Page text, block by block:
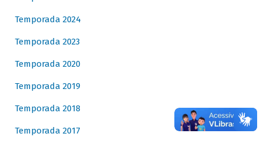
Temporada 2024
Temporada 2023
Temporada 2020
Temporada 2019
Temporada 2018
Temporada 2017